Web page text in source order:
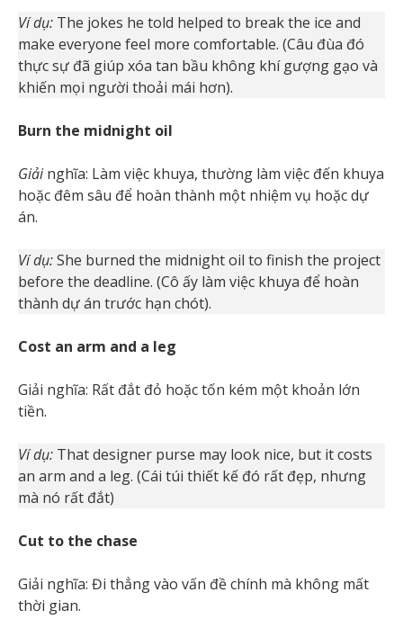
Ví dụ: The jokes he told helped to break the ice and
make everyone feel more comfortable. (Câu đùa đó
thực sự đã giúp xóa tan bầu không khí gượng gạo và
khiến mọi người thoải mái hơn).
Burn the midnight oil
Giảinghĩa: Làm việc khuya, thường làm việc đến khuya
hoặc đêm sâu để hoàn thành một nhiệm vụ hoặc dự
án.
Ví dụ:She burned the midnight oil to finish the project
before the deadline. (Cô ấy làm việc khuya để hoàn
thành dự án trước hạn chót).
Cost an arm and a leg
Giải nghĩa: Rất đắt đỏ hoặc tốn kém một khoản lớn
tiền.
Ví dụ: That designer purse may look nice, but it costs
an arm and a leg. (Cái túi thiết kế đó rất đẹp, nhưng
mà nó rất đắt)
Cut to the chase
Giải nghĩa: Đi thẳng vào vấn đề chính mà không mất
thời gian.